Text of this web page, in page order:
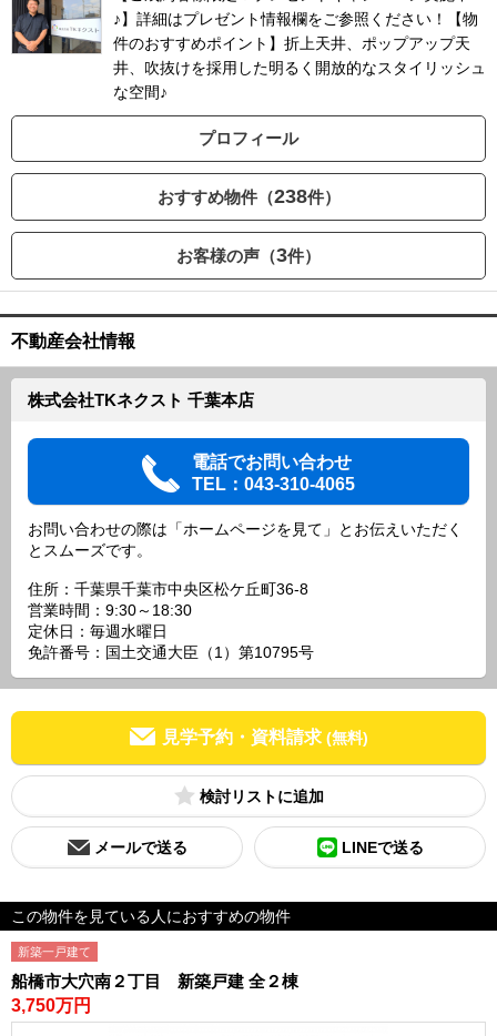
♪】詳細はプレゼント情報欄をご参照ください！【物
件のおすすめポイント】折上天井、ポップアップ天
井、吹抜けを採用した明るく開放的なスタイリッシュ
な空間♪
プロフィール
おすすめ物件（238件）
お客様の声（3件）
不動産会社情報
株式会社TKネクスト 千葉本店
電話でお問い合わせ
TEL：043-310-4065
お問い合わせの際は「ホームページを見て」とお伝えいただく
とスムーズです。
住所：千葉県千葉市中央区松ケ丘町36-8
営業時間：9:30～18:30
定休日：毎週水曜日
免許番号：国土交通大臣（1）第10795号
見学予約・資料請求 (無料)
検討リスト
メールで送る LINEで送る
この物件を見ている人におすすめの物件
新築一戸建て
船橋市大穴南２丁目 新築戸建 全２棟
3,750万円